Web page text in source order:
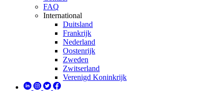
FAQ
International
Duitsland
Frankrijk
Nederland
Oostenrijk
Zweden
Zwitserland
Verenigd Koninkrijk